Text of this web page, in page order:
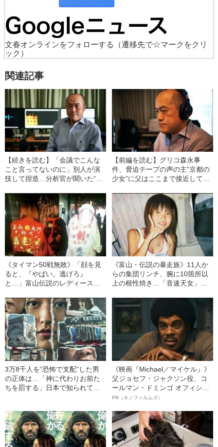
文春オンラインをフォローする
（遷移先で☆マークをクリ
ック）
関連記事
【続きを読む】「会議でこんな
こと言ってないのに」別人が演
技して捏造…分析官が聞いた“驚
【前編を読む】グリコ森永事
件、脅迫テープの声の主“京都の
少女”に父はここまで接近してい
《タイマン50戦無敗》「顔を見
ると、『やばい。逃げろ』
と…」富山伝説のレディース初
ー制圧と朝までのバイク暴走
《富山・伝説の暴走族》11人か
らの集団リンチ、腕に10箇所以
上の根性焼き…「音速天女」初
す、過酷すぎる10代
3万8千人を“恐怖で支配”した男
の正体は…「神に代わりお前た
ちを罰する」日本で知られてい
《映画『Michael／マイケル』》
父ジョセフ・ジャクソン役、コ
ールマン・ドミンゴ オフィシャ
ルインタビュー“観客を魅了した
語る”《日本興収70億円突破》
PR（キノフィルムズ）